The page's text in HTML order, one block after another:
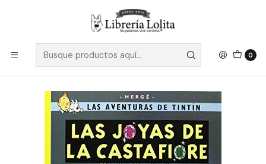
0
Despacho a todo Chile
Herge